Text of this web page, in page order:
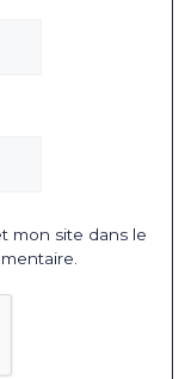
mon site dans le